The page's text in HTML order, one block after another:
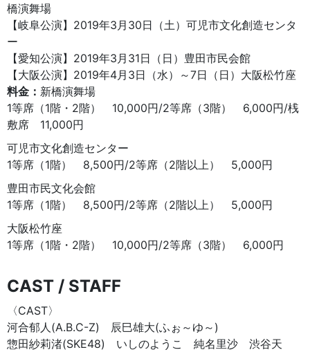
橋演舞場
【岐阜公演】2019年3月30日（土）可児市文化創造センタ
ー
【愛知公演】2019年3月31日（日）豊田市民会館
【大阪公演】2019年4月3日（水）～7日（日）大阪松竹座
料金： 新橋演舞場
1等席（1階・2階） 10,000円/2等席（3階） 6,000円/桟
敷席 11,000円
可児市文化創造センター
1等席（1階） 8,500円/2等席（2階以上） 5,000円
豊田市民文化会館
1等席（1階） 8,500円/2等席（2階以上） 5,000円
大阪松竹座
1等席（1階・2階） 10,000円/2等席（3階） 6,000円
CAST / STAFF
〈CAST〉
河合郁人(A.B.C-Z) 辰巳雄大(ふぉ～ゆ～)
惣田紗莉渚(SKE48) いしのようこ 純名里沙 渋谷天